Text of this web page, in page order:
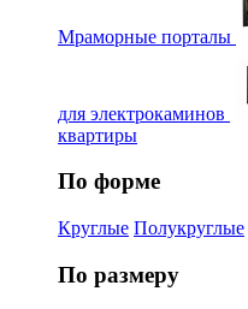
Мраморные порталы
для электрокаминов
квартиры
По форме
Круглые Полукруглые
По размеру